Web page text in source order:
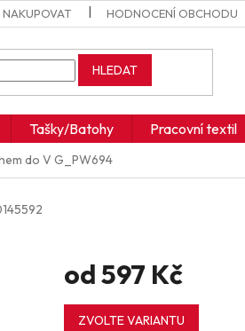
NAKUPOVAT HODNOCENÍ OBCHODU
HLEDAT
Tašky/Batohy Pracovní textil
do V G_PW694
od597 Kč
Měrná
cena:
ZVOLTE VARIANTU